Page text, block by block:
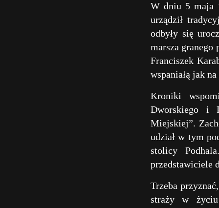
W dniu 5 maja
urządził
odbyły się
marsza granego
Franciszek
wspaniałą jak
Kroniki
Dworskiego i
Miejskiej”.
udział w tym
stolicy
przedstawiciele
Trzeba
straży w życiu